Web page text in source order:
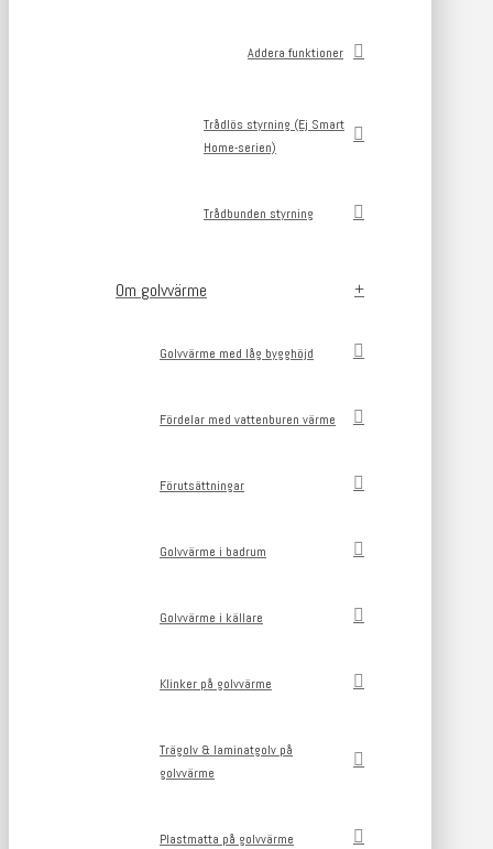
Addera funktioner
Trådlös styrning (Ej Smart
Home-serien)
Trådbunden styrning
Om golvvärme
Golvvärme med låg bygghöjd
Fördelar med vattenburen värme
Förutsättningar
Golvvärme i badrum
Golvvärme i källare
Klinker på golvvärme
Trägolv & laminatgolv på
golvvärme
Plastmatta på golvvärme